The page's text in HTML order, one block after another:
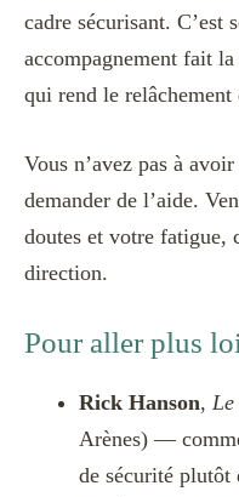
cadre sécurisant. C’est
accompagnement fait
qui rend le
Vous n’avez pas à
demander de l’aide.
doutes et votre fatigue,
direction.
Pour aller plus
Rick Hanson,
Arènes) —
de sécurité plutôt